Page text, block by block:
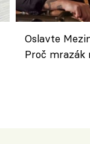
Oslavte
Proč